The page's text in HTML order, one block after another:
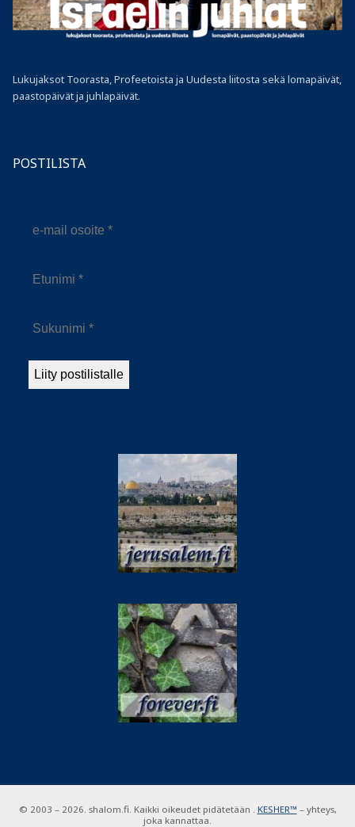
Lukujaksot Toorasta, Profeetoista ja Uudesta liitosta sekä lomapäivät,
paastopäivät ja juhlapäivät.
POSTILISTA
© 2003 – 2026. shalom.fi. Kaikki oikeudet pidätetään . KESHER™ – yhteys,
joka kannattaa.